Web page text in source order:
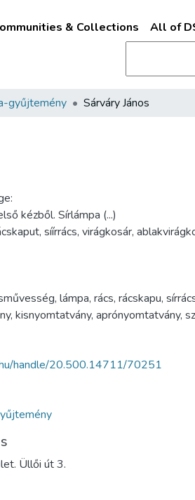
& Collections All of
gyűjtemény Sárváry János
kézből. Sírlámpa (...)
síírrács, virágkosár,
, lámpa, rács, rácskapu,
, kisnyomtatvány, aprónyomtatvány,
handle/20.500.14711/70251
Üllői út 3.